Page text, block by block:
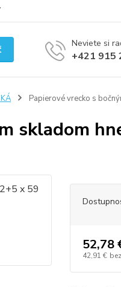
Neviete si
+421 915
Papierové vrecko s
skladom
52,78
42,91 €